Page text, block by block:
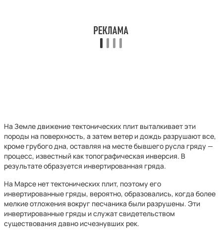
На Земле движение тектонических плит выталкивает эти
породы на поверхность, а затем ветер и дождь разрушают все,
кроме грубого дна, оставляя на месте бывшего русла гряду —
процесс, известный как топографическая инверсия. В
результате образуется инвертированная гряда.
На Марсе нет тектонических плит, поэтому его
инвертированные гряды, вероятно, образовались, когда более
мелкие отложения вокруг песчаника были разрушены. Эти
инвертированные гряды и служат свидетельством
существования давно исчезнувших рек.